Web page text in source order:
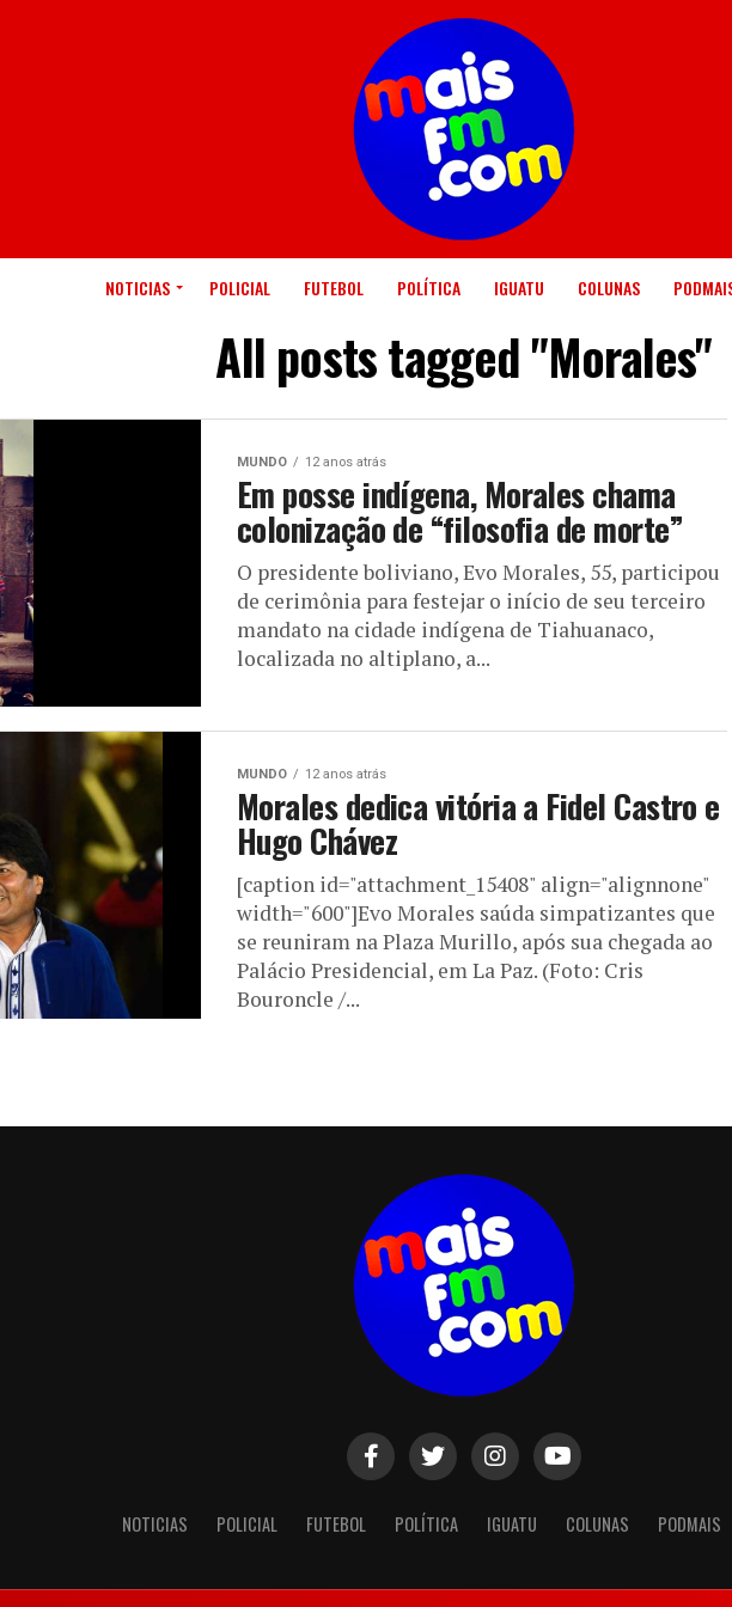
NOTICIAS POLICIAL FUTEBOL POLÍTICA IGUATU COLUNAS
All posts tagged "Morales"
MUNDO 12 anos atrás
Em posse indígena, Morales chama
colonização de “filosofia de morte”
O presidente boliviano, Evo Morales, 55, participou
de cerimônia para festejar o início de seu terceiro
mandato na cidade indígena de Tiahuanaco,
localizada no altiplano, a...
MUNDO 12 anos atrás
Morales dedica vitória a Fidel Castro e
Hugo Chávez
[caption id="attachment_15408" align="alignnone"
width="600"]Evo Morales saúda simpatizantes que
se reuniram na Plaza Murillo, após sua chegada ao
Palácio Presidencial, em La Paz. (Foto: Cris
Bouroncle /...
NOTICIAS POLICIAL FUTEBOL POLÍTICA IGUATU COLUNAS PODMAIS